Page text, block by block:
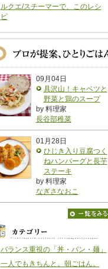
ルクエ/スチーマーで、このレシ
ピ
09月04日
具沢山！キャベツと
野菜と鶏のスープ
by 料理家
長谷部稚菜
01月28日
ひじき入り豆腐つく
ねハンバーグと長芋
ステーキ
by 料理家
なぎさなおこ
バランス重視の「丼・パン・麺」
一人でもきちんと。朝ごはん。